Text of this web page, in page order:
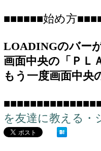
■■■■■■始め方
LOADINGのバー
画面中央の「ＰＬ
もう一度画面中央
を友達に教える・